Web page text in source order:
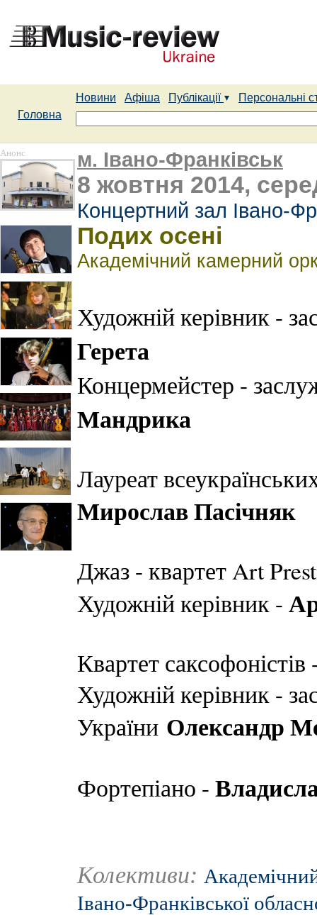
Новини Афіша Публікації
Персональні
Головна
Анонс м. Івано-Франківськ
8 жовтня 2014,
Концертний зал Івано-
Подих осені
Академічний камерний
Художній керівник -
Герета
Концермейстер -
Мандрика
Лауреат
Мирослав Пасічняк
Джаз - квартет Art
Художній керівник -
Квартет
Художній керівник -
України Олександр
Фортепіано -
Колективи:
Івано-Франківської